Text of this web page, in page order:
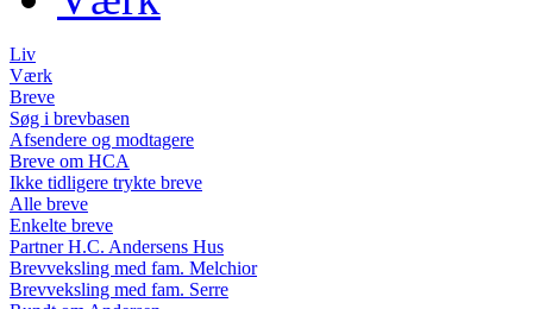
Liv
Værk
Breve
Søg i brevbasen
Afsendere og modtagere
Breve om HCA
Ikke tidligere trykte breve
Alle breve
Enkelte breve
Partner H.C. Andersens Hus
Brevveksling med fam. Melchior
Brevveksling med fam. Serre